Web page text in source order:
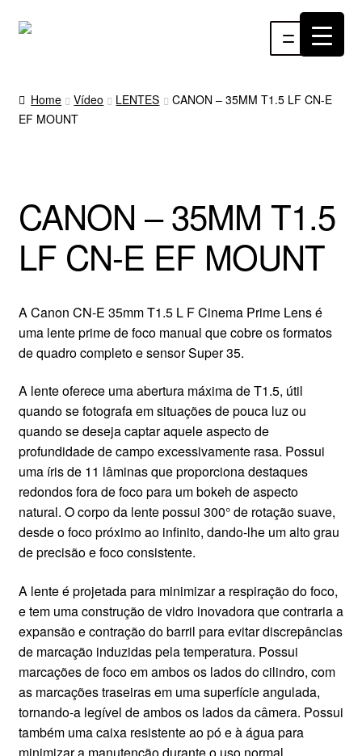
Pular
Pular
conteúdo
Menu
ÁUDIO
VÍDEO
RÁDIO WEBTV
PARTES E PEÇAS
Home Vídeo LENTES
CANON – 35MM T1.5 LF CN-E
EF MOUNT
CANON – 35MM T1.5
LF CN-E EF MOUNT
A Canon CN-E 35mm T1.5 L F Cinema Prime Lens é
uma lente prime de foco manual que cobre os formatos
de quadro completo e sensor Super 35.
A lente oferece uma abertura máxima de T1.5, útil
quando se fotografa em situações de pouca luz ou
quando se deseja captar aquele aspecto de
profundidade de campo excessivamente rasa. Possui
uma íris de 11 lâminas que proporciona destaques
redondos fora de foco para um bokeh de aspecto
natural. O corpo da lente possui 300° de rotação suave,
desde o foco próximo ao infinito, dando-lhe um alto grau
de precisão e foco consistente.
A lente é projetada para minimizar a respiração do foco,
e tem uma construção de vidro inovadora que contraria a
expansão e contração do barril para evitar discrepâncias
de marcação induzidas pela temperatura. Possui
marcações de foco em ambos os lados do cilindro, com
as marcações traseiras em uma superfície angulada,
tornando-a legível de ambos os lados da câmera. Possui
também uma caixa resistente ao pó e à água para